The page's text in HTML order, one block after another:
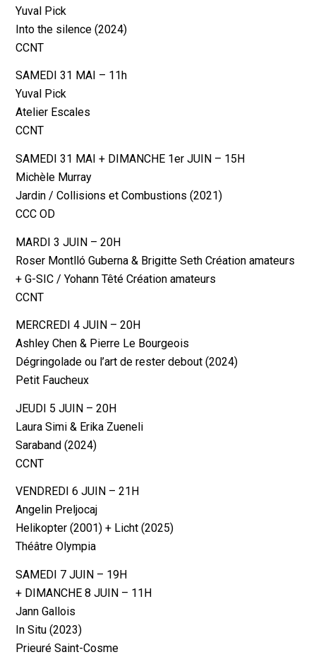
Yuval Pick
Into the silence (2024)
CCNT
SAMEDI 31 MAI – 11h
Yuval Pick
Atelier Escales
CCNT
SAMEDI 31 MAI + DIMANCHE 1er JUIN – 15H
Michèle Murray
Jardin / Collisions et Combustions (2021)
CCC OD
MARDI 3 JUIN – 20H
Roser Montlló Guberna & Brigitte Seth Création amateurs
+ G-SIC / Yohann Têté Création amateurs
CCNT
MERCREDI 4 JUIN – 20H
Ashley Chen & Pierre Le Bourgeois
Dégringolade ou l’art de rester debout (2024)
Petit Faucheux
JEUDI 5 JUIN – 20H
Laura Simi & Erika Zueneli
Saraband (2024)
CCNT
VENDREDI 6 JUIN – 21H
Angelin Preljocaj
Helikopter (2001) + Licht (2025)
Théâtre Olympia
SAMEDI 7 JUIN – 19H
+ DIMANCHE 8 JUIN – 11H
Jann Gallois
In Situ (2023)
Prieuré Saint-Cosme